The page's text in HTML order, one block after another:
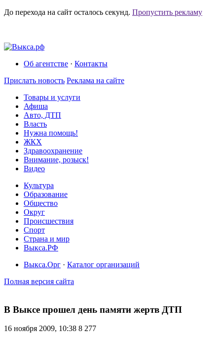
До перехода на сайт осталось секунд. Пропустить рекламу
Об агентстве · Контакты
Прислать новость Реклама на сайте
Товары и услуги
Афиша
Авто, ДТП
Власть
Нужна помощь!
ЖКХ
Здравоохранение
Внимание, розыск!
Видео
Культура
Образование
Общество
Округ
Происшествия
Спорт
Страна и мир
Выкса.РФ
Выкса.Орг · Каталог организаций
Полная версия сайта
В Выксе прошел день памяти жертв ДТП
16 ноября 2009, 10:38 8 277